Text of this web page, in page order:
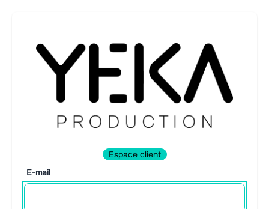
Espace client
E-mail